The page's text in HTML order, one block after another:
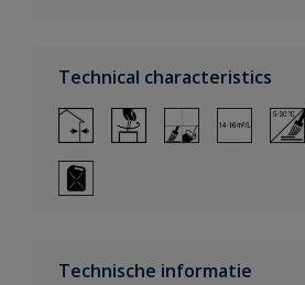
Technical characteristics
Technische informatie